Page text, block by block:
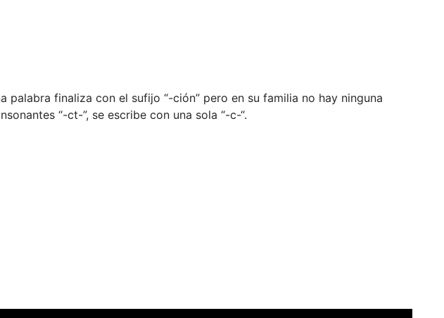
palabra finaliza con el sufijo “-ción” pero en su familia no hay ninguna
“-ct-”, se escribe con una sola “-c-“.